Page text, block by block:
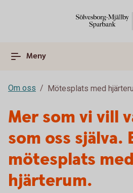
Meny
Om oss Mötesplats med
Mer som vi vill
som oss själva.
mötesplats med
hjärterum.